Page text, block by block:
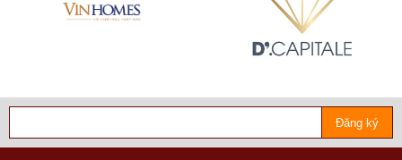
Đăng ký